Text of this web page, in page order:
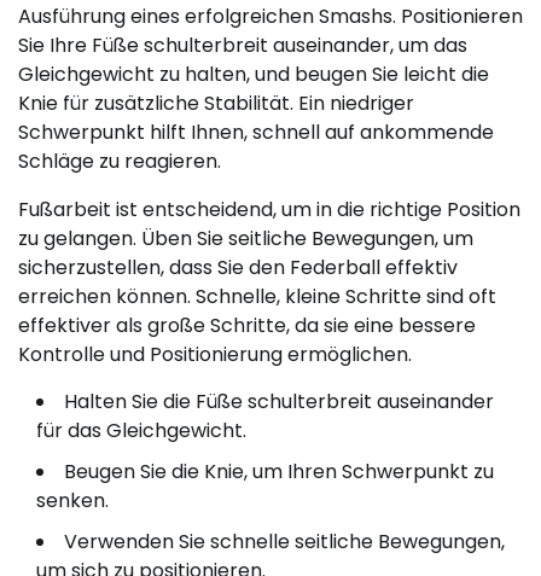
Ausführung eines erfolgreichen Smashs. Positionieren
Sie Ihre Füße schulterbreit auseinander, um das
Gleichgewicht zu halten, und beugen Sie leicht die
Knie für zusätzliche Stabilität. Ein niedriger
Schwerpunkt hilft Ihnen, schnell auf ankommende
Schläge zu reagieren.
Fußarbeit ist entscheidend, um in die richtige Position
zu gelangen. Üben Sie seitliche Bewegungen, um
sicherzustellen, dass Sie den Federball effektiv
erreichen können. Schnelle, kleine Schritte sind oft
effektiver als große Schritte, da sie eine bessere
Kontrolle und Positionierung ermöglichen.
Halten Sie die Füße schulterbreit auseinander
für das Gleichgewicht.
Beugen Sie die Knie, um Ihren Schwerpunkt zu
senken.
Verwenden Sie schnelle seitliche Bewegungen,